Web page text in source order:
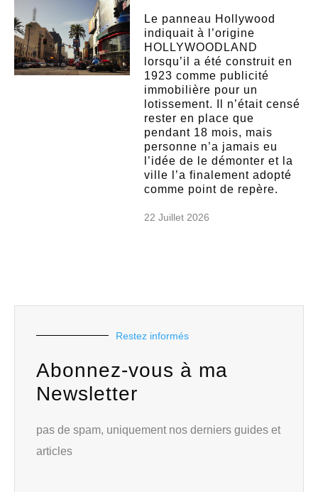
Le panneau Hollywood
indiquait à l’origine
HOLLYWOODLAND
lorsqu’il a été construit en
1923 comme publicité
immobilière pour un
lotissement. Il n’était censé
rester en place que
pendant 18 mois, mais
personne n’a jamais eu
l’idée de le démonter et la
ville l’a finalement adopté
comme point de repère.
22 Juillet 2026
Restez informés
Abonnez-vous à ma
Newsletter
pas de spam, uniquement nos derniers guides et
articles